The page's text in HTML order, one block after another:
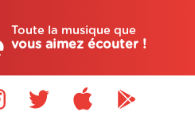
Toute la musique que
vous aimez écouter !